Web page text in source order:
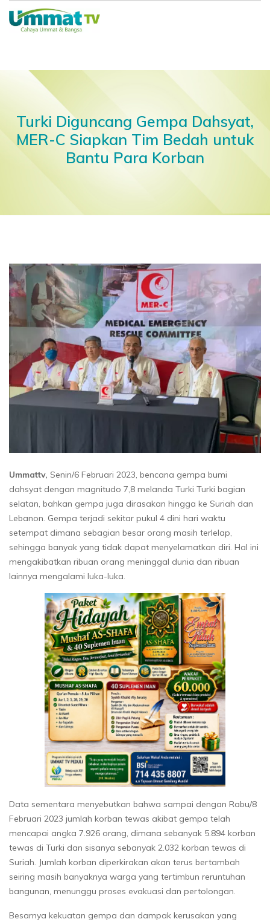
Turki Diguncang Gempa Dahsyat,
MER-C Siapkan Tim Bedah untuk
Bantu Para Korban
Ummattv, Senin/6 Februari 2023, bencana gempa bumi
dahsyat dengan magnitudo 7,8 melanda Turki Turki bagian
selatan, bahkan gempa juga dirasakan hingga ke Suriah dan
Lebanon. Gempa terjadi sekitar pukul 4 dini hari waktu
setempat dimana sebagian besar orang masih terlelap,
sehingga banyak yang tidak dapat menyelamatkan diri. Hal ini
mengakibatkan ribuan orang meninggal dunia dan ribuan
lainnya mengalami luka-luka.
Data sementara menyebutkan bahwa sampai dengan Rabu/8
Februari 2023 jumlah korban tewas akibat gempa telah
mencapai angka 7.926 orang, dimana sebanyak 5.894 korban
tewas di Turki dan sisanya sebanyak 2.032 korban tewas di
Suriah. Jumlah korban diperkirakan akan terus bertambah
seiring masih banyaknya warga yang tertimbun reruntuhan
bangunan, menunggu proses evakuasi dan pertolongan.
Besarnya kekuatan gempa dan dampak kerusakan yang